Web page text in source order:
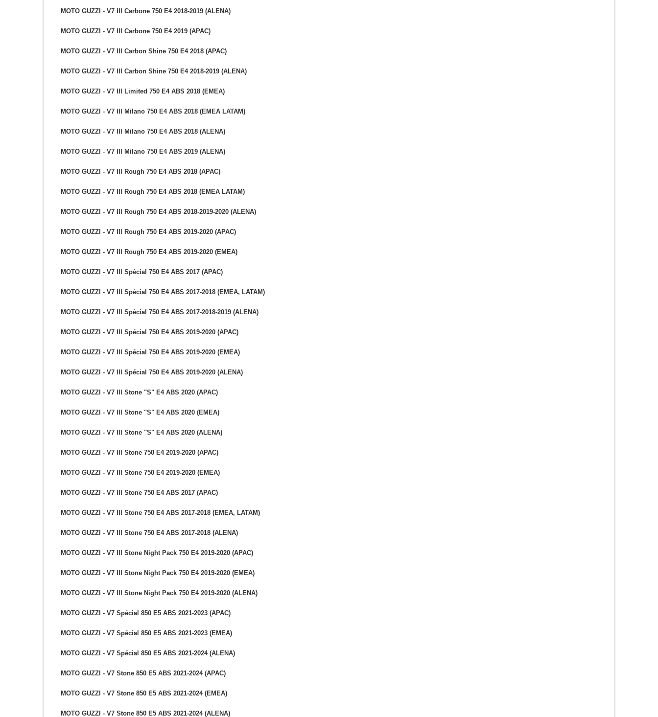
MOTO GUZZI - V7 III Carbone 750 E4 2018-2019 (ALENA)
MOTO GUZZI - V7 III Carbone 750 E4 2019 (APAC)
MOTO GUZZI - V7 III Carbon Shine 750 E4 2018 (APAC)
MOTO GUZZI - V7 III Carbon Shine 750 E4 2018-2019 (ALENA)
MOTO GUZZI - V7 III Limited 750 E4 ABS 2018 (EMEA)
MOTO GUZZI - V7 III Milano 750 E4 ABS 2018 (EMEA LATAM)
MOTO GUZZI - V7 III Milano 750 E4 ABS 2018 (ALENA)
MOTO GUZZI - V7 III Milano 750 E4 ABS 2019 (ALENA)
MOTO GUZZI - V7 III Rough 750 E4 ABS 2018 (APAC)
MOTO GUZZI - V7 III Rough 750 E4 ABS 2018 (EMEA LATAM)
MOTO GUZZI - V7 III Rough 750 E4 ABS 2018-2019-2020 (ALENA)
MOTO GUZZI - V7 III Rough 750 E4 ABS 2019-2020 (APAC)
MOTO GUZZI - V7 III Rough 750 E4 ABS 2019-2020 (EMEA)
MOTO GUZZI - V7 III Spécial 750 E4 ABS 2017 (APAC)
MOTO GUZZI - V7 III Spécial 750 E4 ABS 2017-2018 (EMEA, LATAM)
MOTO GUZZI - V7 III Spécial 750 E4 ABS 2017-2018-2019 (ALENA)
MOTO GUZZI - V7 III Spécial 750 E4 ABS 2019-2020 (APAC)
MOTO GUZZI - V7 III Spécial 750 E4 ABS 2019-2020 (EMEA)
MOTO GUZZI - V7 III Spécial 750 E4 ABS 2019-2020 (ALENA)
MOTO GUZZI - V7 III Stone "S" E4 ABS 2020 (APAC)
MOTO GUZZI - V7 III Stone "S" E4 ABS 2020 (EMEA)
MOTO GUZZI - V7 III Stone "S" E4 ABS 2020 (ALENA)
MOTO GUZZI - V7 III Stone 750 E4 2019-2020 (APAC)
MOTO GUZZI - V7 III Stone 750 E4 2019-2020 (EMEA)
MOTO GUZZI - V7 III Stone 750 E4 ABS 2017 (APAC)
MOTO GUZZI - V7 III Stone 750 E4 ABS 2017-2018 (EMEA, LATAM)
MOTO GUZZI - V7 III Stone 750 E4 ABS 2017-2018 (ALENA)
MOTO GUZZI - V7 III Stone Night Pack 750 E4 2019-2020 (APAC)
MOTO GUZZI - V7 III Stone Night Pack 750 E4 2019-2020 (EMEA)
MOTO GUZZI - V7 III Stone Night Pack 750 E4 2019-2020 (ALENA)
MOTO GUZZI - V7 Spécial 850 E5 ABS 2021-2023 (APAC)
MOTO GUZZI - V7 Spécial 850 E5 ABS 2021-2023 (EMEA)
MOTO GUZZI - V7 Spécial 850 E5 ABS 2021-2024 (ALENA)
MOTO GUZZI - V7 Stone 850 E5 ABS 2021-2024 (APAC)
MOTO GUZZI - V7 Stone 850 E5 ABS 2021-2024 (EMEA)
MOTO GUZZI - V7 Stone 850 E5 ABS 2021-2024 (ALENA)